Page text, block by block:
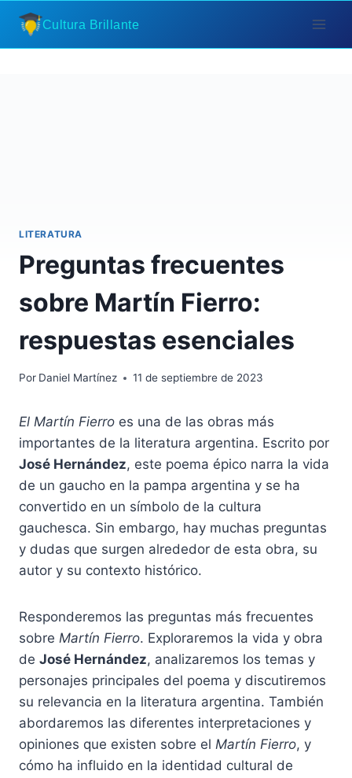
Saltar
contenido
Cultura Brillante
LITERATURA
Preguntas frecuentes
sobre Martín Fierro:
respuestas esenciales
Por Daniel Martínez 11 de septiembre de 2023
El Martín Fierro es una de las obras más
importantes de la literatura argentina. Escrito por
José Hernández, este poema épico narra la vida
de un gaucho en la pampa argentina y se ha
convertido en un símbolo de la cultura
gauchesca. Sin embargo, hay muchas preguntas
y dudas que surgen alrededor de esta obra, su
autor y su contexto histórico.
Responderemos las preguntas más frecuentes
sobre Martín Fierro. Exploraremos la vida y obra
de José Hernández, analizaremos los temas y
personajes principales del poema y discutiremos
su relevancia en la literatura argentina. También
abordaremos las diferentes interpretaciones y
opiniones que existen sobre el Martín Fierro, y
cómo ha influido en la identidad cultural de